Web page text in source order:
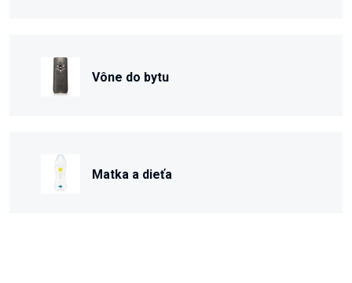
Vône do bytu
Matka a dieťa